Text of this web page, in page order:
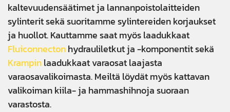
kaltevuudensäätimet ja lannanpoistolaitteiden
sylinterit sekä suoritamme sylintereiden korjaukset
ja huollot. Kauttamme saat myös laadukkaat
Fluiconnectonhydrauliletkut ja -komponentit sekä
Krampinlaadukkaat varaosat laajasta
varaosavalikoimasta. Meiltä löydät myös kattavan
valikoiman kiila- ja hammashihnoja suoraan
varastosta.